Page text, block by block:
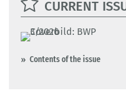
CURRENT
Contents of the issue